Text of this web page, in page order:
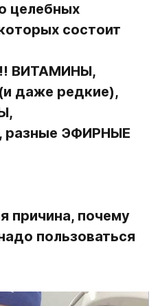
целебных
состоит
ВИТАМИНЫ,
даже редкие),
ЭФИРНЫЕ
причина, почему
пользоваться